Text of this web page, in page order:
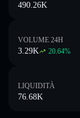
490.26K
VOLUME 24H
3.29K 20.64%
LIQUIDITÀ
76.68K